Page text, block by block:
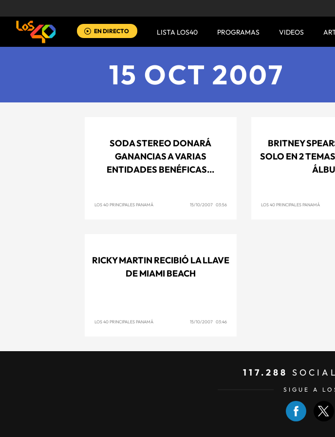
EN DIRECTO LISTA LOS40 PROGRAMAS VIDEOS
15 OCT 2007
SODA STEREO DONARÁ
GANANCIAS A VARIAS
ENTIDADES BENÉFICAS...
LOS 40 PRINCIPALES PANAMÁ 15/10/2007 03:56
BRITNEY
SOLO EN 2
LOS 40 PRINCIPALES PANAMÁ
RICKY MARTIN RECIBIÓ LA LLAVE
DE MIAMI BEACH
LOS 40 PRINCIPALES PANAMÁ 15/10/2007 03:46
117.288
SIGUE A